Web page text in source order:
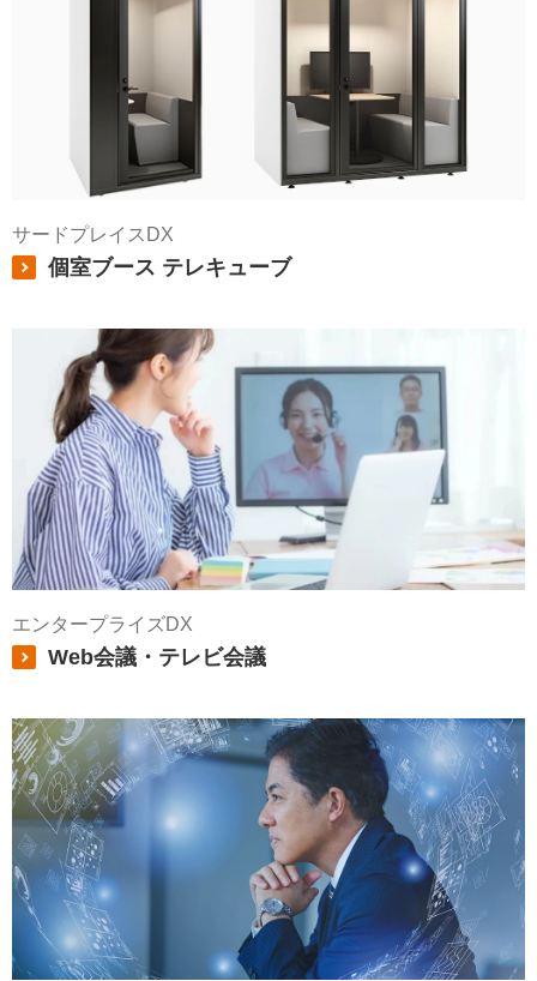
サードプレイスDX
個室ブース テレキューブ
エンタープライズDX
Web会議・テレビ会議